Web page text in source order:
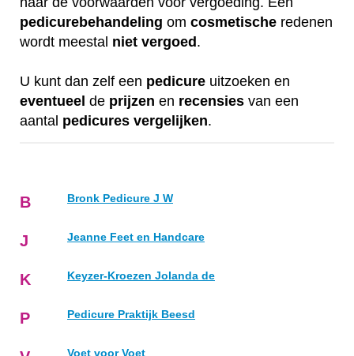
pedicurebehandeling om cosmetische redenen
wordt meestal niet vergoed .
U kunt dan zelf een pedicure uitzoeken en
eventueel de prijzen en recensies van een
aantal pedicures vergelijken.
B Bronk Pedicure J W
J Jeanne Feet en Handcare
K Keyzer-Kroezen Jolanda de
P Pedicure Praktijk Beesd
Voet voor Voet